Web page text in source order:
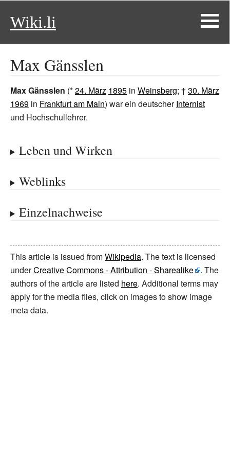
Wiki.li
Max Gänsslen
Max Gänsslen (*24. März 1895 in Weinsberg; †30. März
1969 in Frankfurt am Main) war ein deutscherInternist
und Hochschullehrer.
Leben und Wirken
Weblinks
Einzelnachweise
This article is issued fromWikipedia. The text is licensed
underCreative Commons - Attribution - Sharealike
. The
authors of the article are listed here. Additional terms may
apply for the media files, click on images to show image
meta data.